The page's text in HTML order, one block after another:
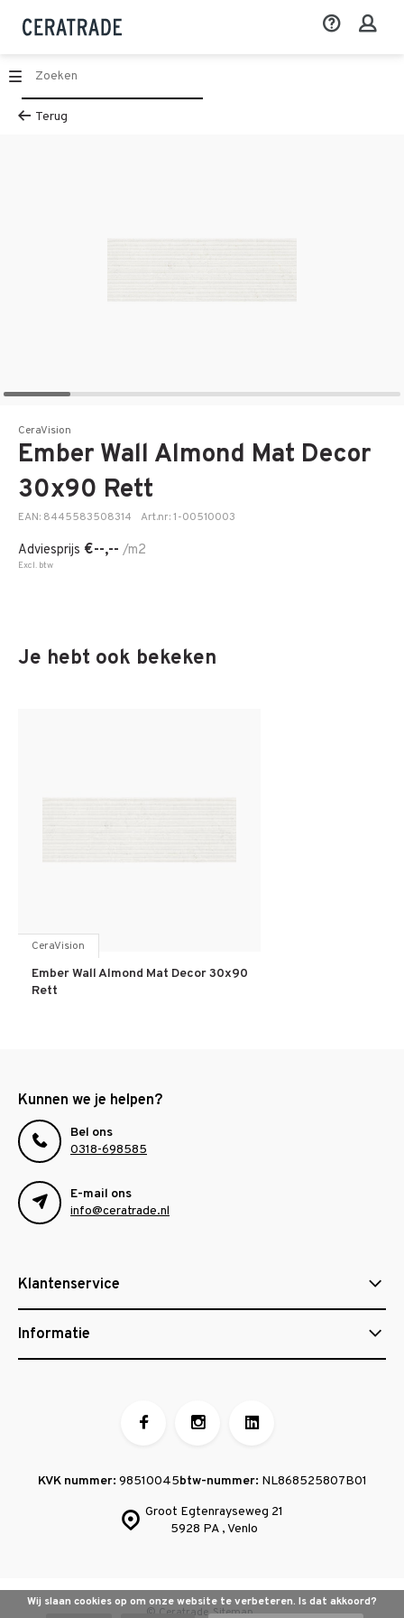
Terug
CeraVision
Ember Wall Almond Mat Decor
30x90 Rett
EAN: 8445583508314 Art.nr: 1-00510003
Adviesprijs €--,-- /m2
Excl. btw
Je hebt ook bekeken
CeraVision
Ember Wall Almond Mat Decor 30x90
Rett
Kunnen we je helpen?
Bel ons
0318-698585
E-mail ons
info@ceratrade.nl
Klantenservice
Informatie
Groot Egtenrayseweg 21
5928 PA , Venlo
KVK nummer: 98510045btw-nummer: NL868525807B01
© Ceratrade Sitemap
Wij slaan cookies op om onze website te verbeteren. Is dat akkoord?